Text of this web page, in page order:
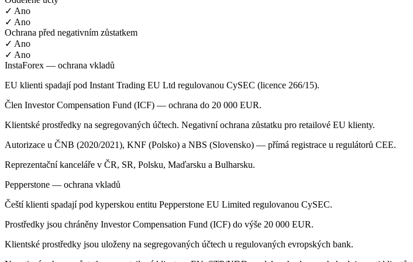
✓ Ano
✓ Ano
Ochrana před negativním zůstatkem
✓ Ano
✓ Ano
InstaForex — ochrana vkladů
EU klienti spadají pod Instant Trading EU Ltd regulovanou CySEC (licence 266/15).
Člen Investor Compensation Fund (ICF) — ochrana do 20 000 EUR.
Klientské prostředky na segregovaných účtech. Negativní ochrana zůstatku pro retailové EU klienty.
Autorizace u ČNB (2020/2021), KNF (Polsko) a NBS (Slovensko) — přímá registrace u regulátorů CEE.
Reprezentační kanceláře v ČR, SR, Polsku, Maďarsku a Bulharsku.
Pepperstone — ochrana vkladů
Čeští klienti spadají pod kyperskou entitu Pepperstone EU Limited regulovanou CySEC.
Prostředky jsou chráněny Investor Compensation Fund (ICF) do výše 20 000 EUR.
Klientské prostředky jsou uloženy na segregovaných účtech u regulovaných evropských bank.